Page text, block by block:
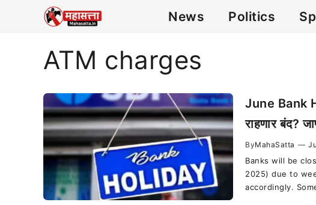
News Politics
ATM charges
June Bank
राहणार बंद?
ByMahaSatta —
Banks will be
2025) due to
accordingly.